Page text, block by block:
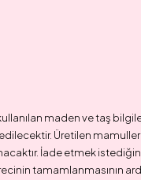
maden ve taş
Üretilen
İade etmek
tamamlanmasının